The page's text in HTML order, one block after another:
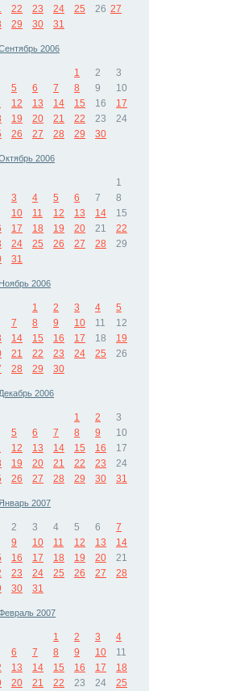
22 23 24 25 26 27
29 30 31
2006
1 2
3
5 6 7 8 9
10
12 13 14 15 16
17
19 20 21 22 23
24
26 27 28 29 30
2006
1
3 4 5 6 7
8
10 11 12 13 14
15
17 18 19 20 21
22
24 25 26 27 28
29
31
Ноябрь 2006
1 2 3 4
5
7 8 9 10 11
12
14 15 16 17 18
19
21 22 23 24 25
26
28 29 30
Декабрь 2006
1 2
3
5 6 7 8 9
10
12 13 14 15 16
17
19 20 21 22 23
24
26 27 28 29 30 31
Январь 2007
2 3 4 5 6
7
9 10 11 12 13
14
16 17 18 19 20
21
23 24 25 26 27
28
30 31
2007
1 2 3
4
6 7 8 9 10
11
13 14 15 16 17
18
20 21 22 23 24
25